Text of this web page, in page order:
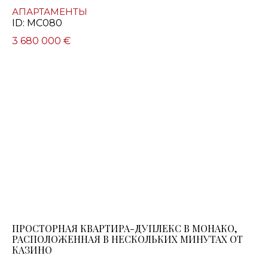
АПАРТАМЕНТЫ
ID: MC080
3 680 000 €
ПРОСТОРНАЯ КВАРТИРА-ДУПЛЕКС В МОНАКО,
РАСПОЛОЖЕННАЯ В НЕСКОЛЬКИХ МИНУТАХ ОТ
КАЗИНО